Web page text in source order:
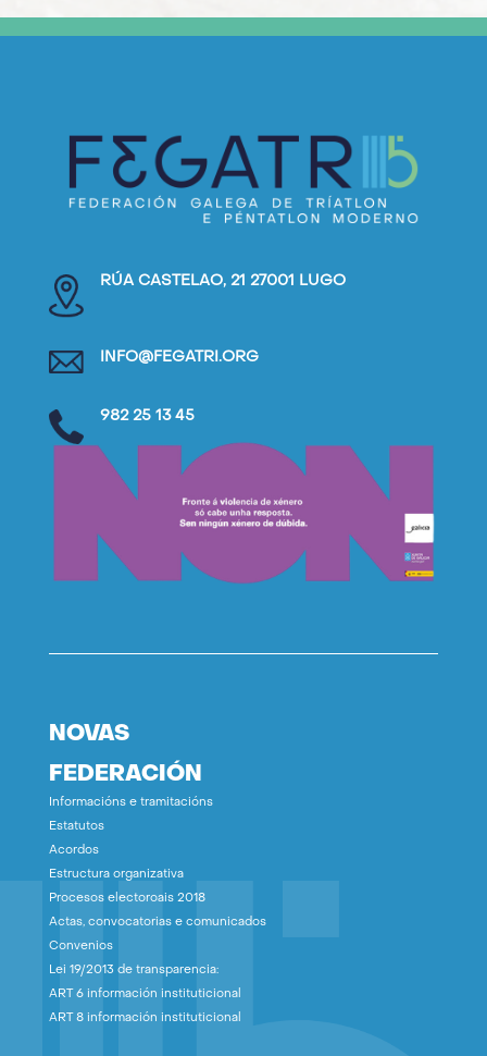
RÚA CASTELAO, 21 27001 LUGO
INFO@FEGATRI.ORG
982 25 13 45
NOVAS
FEDERACIÓN
Informacións e tramitacións
Estatutos
Acordos
Estructura organizativa
Procesos electoroais 2018
Actas, convocatorias e comunicados
Convenios
Lei 19/2013 de transparencia:
ART 6 información instituticional
ART 8 información instituticional